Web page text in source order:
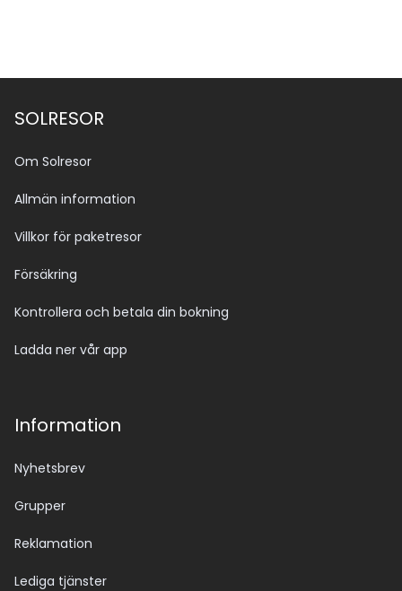
SOLRESOR
Om Solresor
Allmän information
Villkor för paketresor
Försäkring
Kontrollera och betala din bokning
Ladda ner vår app
Information
Nyhetsbrev
Grupper
Reklamation
Lediga tjänster